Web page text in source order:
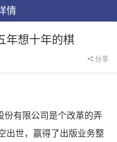
情
年想十年的棋
分享
份有限公司是个改革的弄
出世，赢得了出版业务整